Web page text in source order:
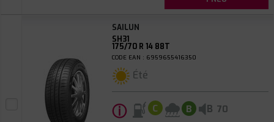
SAILUN
SH31
175/70 R 14 88T
CODE EAN : 6959655416350
Été
ⓘ C B B 70